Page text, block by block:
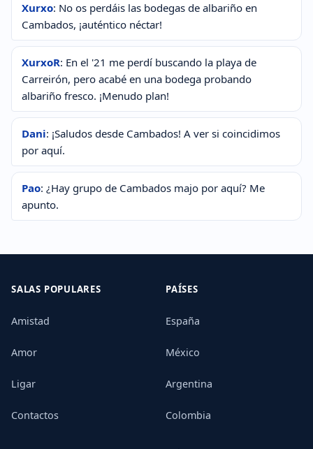
Xurxo: No os perdáis las bodegas de albariño en
Cambados, ¡auténtico néctar!
XurxoR: En el '21 me perdí buscando la playa de
Carreirón, pero acabé en una bodega probando
albariño fresco. ¡Menudo plan!
Dani: ¡Saludos desde Cambados! A ver si coincidimos
por aquí.
Pao: ¿Hay grupo de Cambados majo por aquí? Me
apunto.
SALAS POPULARES
Amistad
Amor
Ligar
Contactos
PAÍSES
España
México
Argentina
Colombia